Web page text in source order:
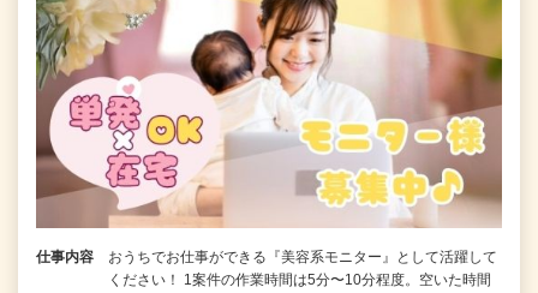
仕事内容
おうちでお仕事ができる『美容系モニター』として活躍して
ください！ 1案件の作業時間は5分〜10分程度。空いた時間